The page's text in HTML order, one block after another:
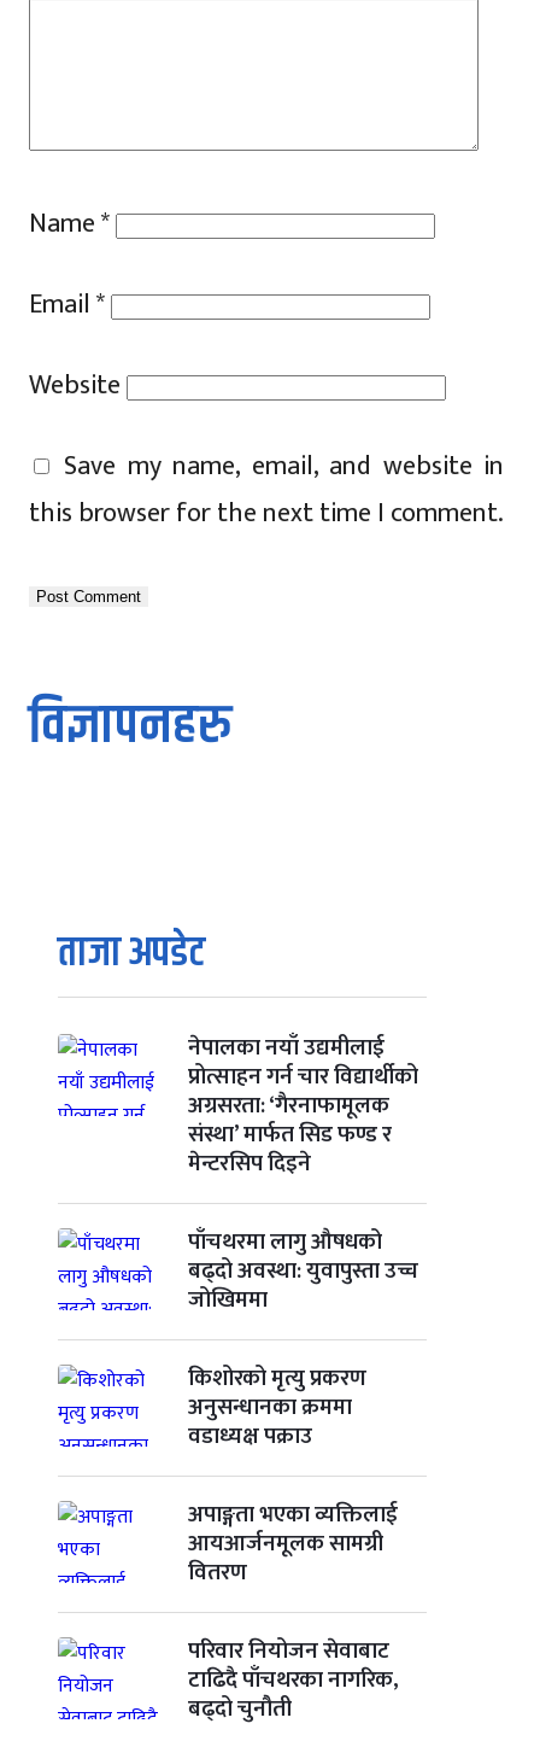
Name*
Email*
Website
Save my name, email, and website in
this browser for the next time I comment.
विज्ञापनहरु
ताजा अपडेट
नेपालका नयाँ उद्यमीलाई
प्रोत्साहन गर्न चार विद्यार्थीको
अग्रसरता: ‘गैरनाफामूलक
संस्था’ मार्फत सिड फण्ड र
मेन्टरसिप दिइने
पाँचथरमा लागु औषधको
बढ्दो अवस्था: युवापुस्ता उच्च
जोखिममा
किशोरको मृत्यु प्रकरण
अनुसन्धानका क्रममा
वडाध्यक्ष पक्राउ
अपाङ्गता भएका व्यक्तिलाई
आयआर्जनमूलक सामग्री
वितरण
परिवार नियोजन सेवाबाट
टाढिदै पाँचथरका नागरिक,
बढ्दो चुनौती